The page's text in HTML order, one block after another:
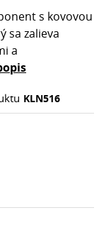
s kovovou
sa zalieva
a
KLN516